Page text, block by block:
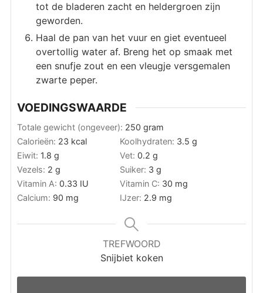
tot de bladeren zacht en heldergroen zijn
geworden.
Haal de pan van het vuur en giet eventueel
overtollig water af. Breng het op smaak met
een snufje zout en een vleugje versgemalen
zwarte peper.
VOEDINGSWAARDE
Totale gewicht (ongeveer): 250 gram
Calorieën: 23 kcal Koolhydraten: 3.5 g
Eiwit: 1.8 g Vet: 0.2 g
Vezels: 2 g Suiker: 3 g
Vitamin A: 0.33 IU Vitamin C: 30 mg
Calcium: 90 mg IJzer: 2.9 mg
TREFWOORD
Snijbiet koken